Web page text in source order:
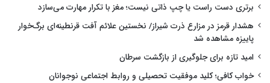
برتری دست راست یا چپ ذاتی نیست؛ مغز با تکرار مهارت می‌سازد
هشدار قرمز در مزارع ذرت شیراز/ نخستین علائم آفت قرنطینه‌ای برگ‌خوار
پاییزه مشاهده شد
امید تازه برای جلوگیری از بازگشت سرطان
خواب کافی؛ کلید موفقیت تحصیلی و روابط اجتماعی نوجوانان